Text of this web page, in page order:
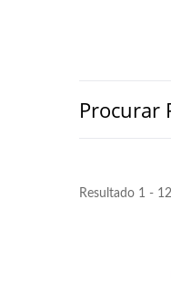
Procurar
Resultado 1 -